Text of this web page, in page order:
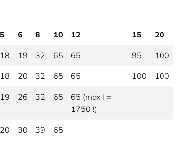
5 6 8 10 12 15 20
18 19 32 65 65 95 100
18 20 32 65 65 100 100
19 26 32 65
65 (max l =
1750 !)
20 30 39 65